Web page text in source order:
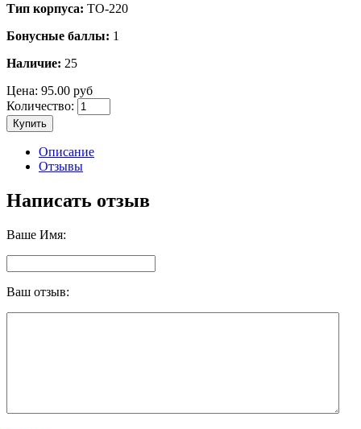
Тип корпуса: TO-220
Бонусные баллы: 1
Наличие: 25
Цена: 95.00 руб
Количество:
Купить
Описание
Отзывы
Написать отзыв
Ваше Имя:
Ваш отзыв: